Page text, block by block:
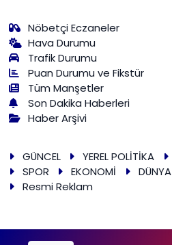
Nöbetçi Eczaneler
Hava Durumu
Trafik Durumu
Puan Durumu ve Fikstür
Tüm Manşetler
Son Dakika Haberleri
Haber Arşivi
GÜNCEL YEREL POLİTİKA
SPOR
EKONOMİ DÜNYA
Resmi Reklam